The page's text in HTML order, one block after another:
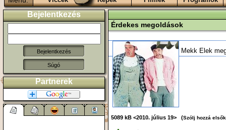
Bejelentkezés
Súgó
Partnerek
Érdekes megoldások
Mekk Elek
5089 kB <2010. július 19> (Szólj hozzá